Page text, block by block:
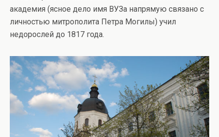
академия (ясное дело имя ВУЗа напрямую связано с
личностью митрополита Петра Могилы) учил
недорослей до 1817 года.